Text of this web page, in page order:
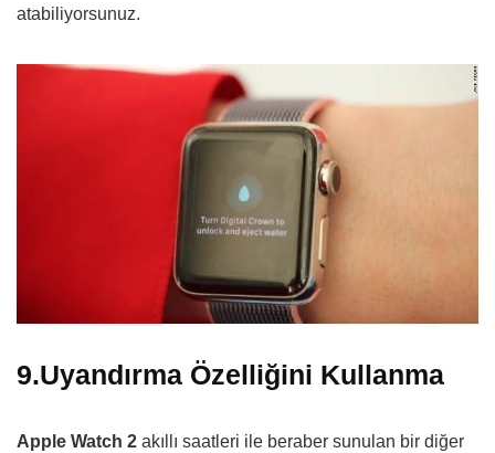
atabiliyorsunuz.
9.Uyandırma Özelliğini Kullanma
Apple Watch 2 akıllı saatleri ile beraber sunulan bir diğer